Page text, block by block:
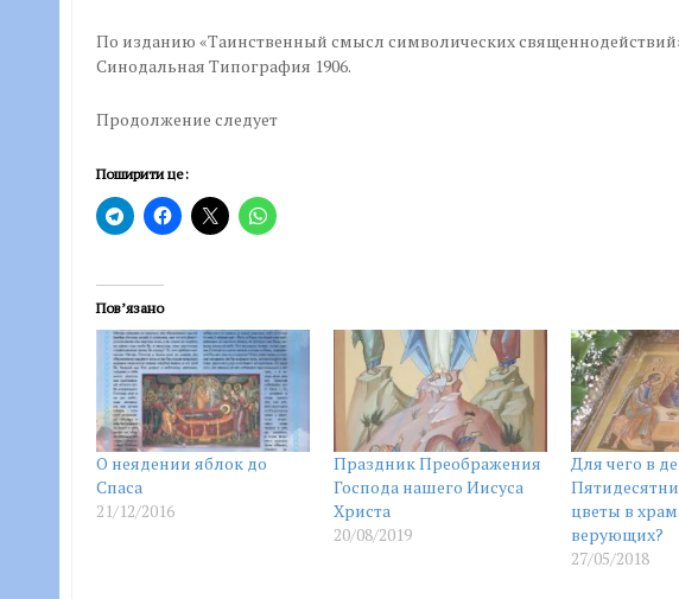
По изданию «Таинственный смысл символических
Синодальная Типография 1906.
Продолжение следует
Поширити це:
Пов’язано
О неядении яблок до
Спаса
21/12/2016
Праздник Преображения
Господа нашего Иисуса
Христа
20/08/2019
Для чего в
цветы в
верующих?
27/05/2018